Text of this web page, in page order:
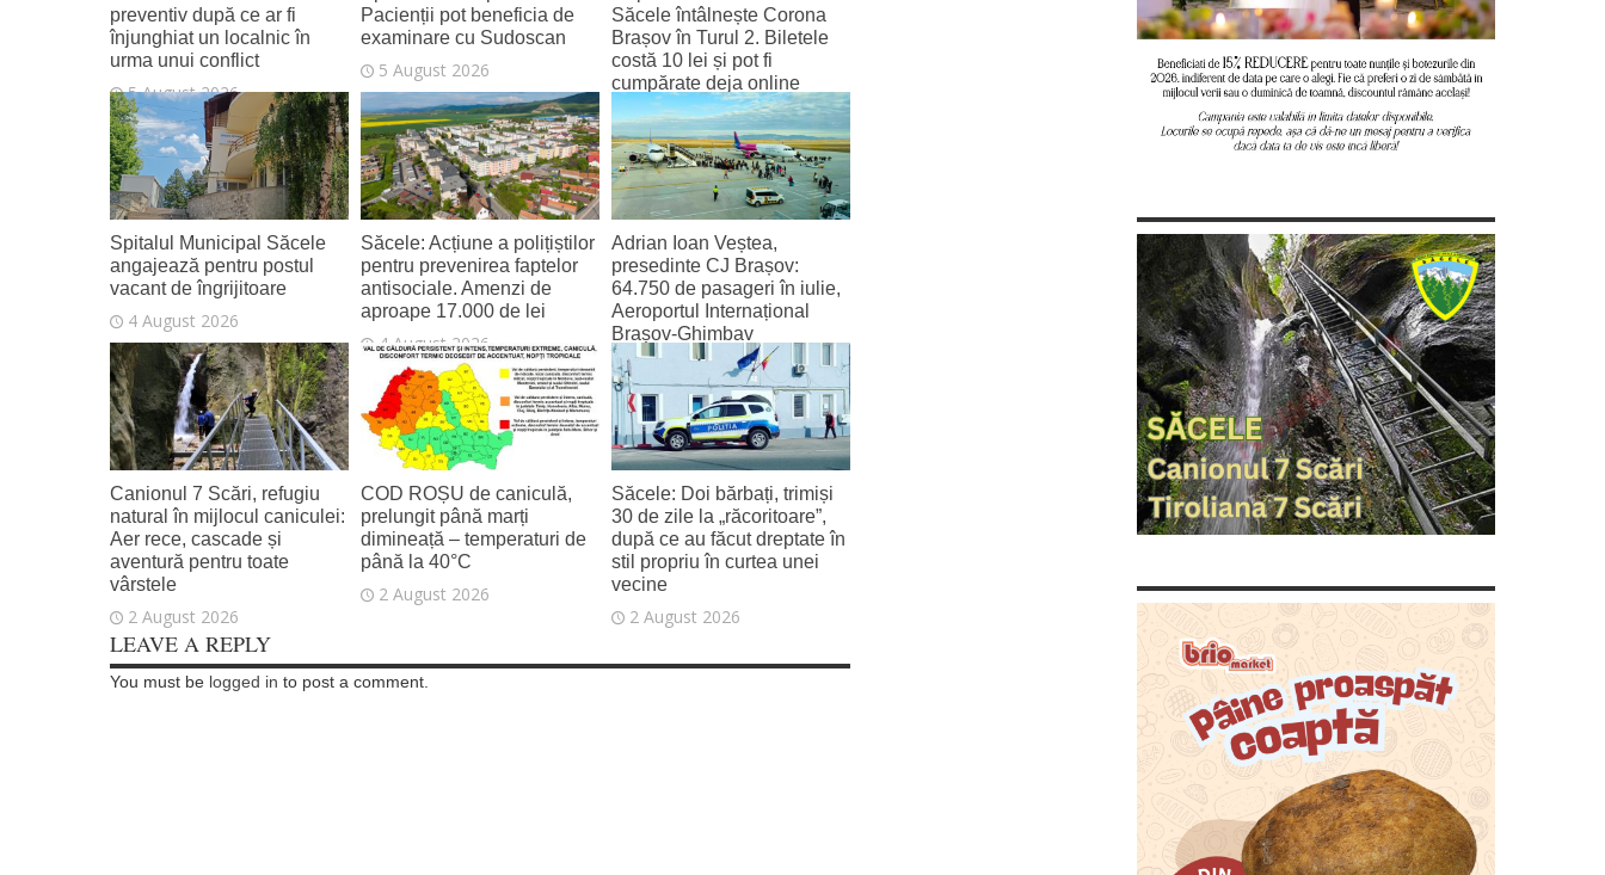
preventiv după ce ar fi
înjunghiat un localnic în
urma unui conflict
5 August 2026
Pacienții pot beneficia de
examinare cu Sudoscan
5 August 2026
Săcele întâlnește Corona
Brașov în Turul 2. Biletele
costă 10 lei și pot fi
cumpărate deja online
4 August 2026
Spitalul Municipal Săcele
angajează pentru postul
vacant de îngrijitoare
4 August 2026
Săcele: Acțiune a polițiștilor
pentru prevenirea faptelor
antisociale. Amenzi de
aproape 17.000 de lei
4 August 2026
Adrian Ioan Veștea,
presedinte CJ Brașov:
64.750 de pasageri în iulie,
Aeroportul Internațional
Brașov‑Ghimbav
înregistrează cel mai bun
trafic lunar de la deschidere
2 August 2026
Canionul 7 Scări, refugiu
natural în mijlocul caniculei:
Aer rece, cascade și
aventură pentru toate
vârstele
2 August 2026
COD ROȘU de caniculă,
prelungit până marți
dimineață – temperaturi de
până la 40°C
2 August 2026
Săcele: Doi bărbați, trimiși
30 de zile la „răcoritoare”,
după ce au făcut dreptate în
stil propriu în curtea unei
vecine
2 August 2026
LEAVE A REPLY
You must be logged in to post a comment.